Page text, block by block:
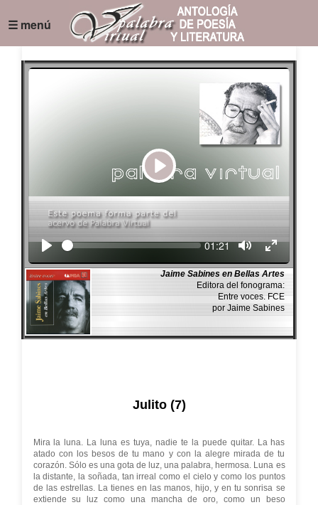
☰ menú
Play
Seek Current
01:21
Jaime Sabines en Bellas Artes
Editora del fonograma:
Entre voces. FCE
por Jaime Sabines
Julito (7)
Mira la luna. La luna es tuya, nadie te la puede quitar. La has
atado con los besos de tu mano y con la alegre mirada de tu
corazón. Sólo es una gota de luz, una palabra, hermosa. Luna es
la distante, la soñada, tan irreal como el cielo y como los puntos
de las estrellas. La tienes en las manos, hijo, y en tu sonrisa se
extiende su luz como una mancha de oro, como un beso